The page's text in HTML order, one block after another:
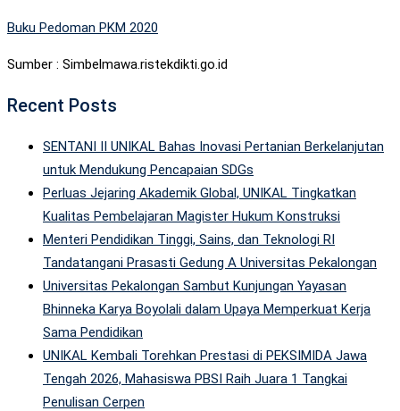
Buku Pedoman PKM 2020
Sumber : Simbelmawa.ristekdikti.go.id
Recent Posts
SENTANI II UNIKAL Bahas Inovasi Pertanian Berkelanjutan
untuk Mendukung Pencapaian SDGs
Perluas Jejaring Akademik Global, UNIKAL Tingkatkan
Kualitas Pembelajaran Magister Hukum Konstruksi
Menteri Pendidikan Tinggi, Sains, dan Teknologi RI
Tandatangani Prasasti Gedung A Universitas Pekalongan
Universitas Pekalongan Sambut Kunjungan Yayasan
Bhinneka Karya Boyolali dalam Upaya Memperkuat Kerja
Sama Pendidikan
UNIKAL Kembali Torehkan Prestasi di PEKSIMIDA Jawa
Tengah 2026, Mahasiswa PBSI Raih Juara 1 Tangkai
Penulisan Cerpen